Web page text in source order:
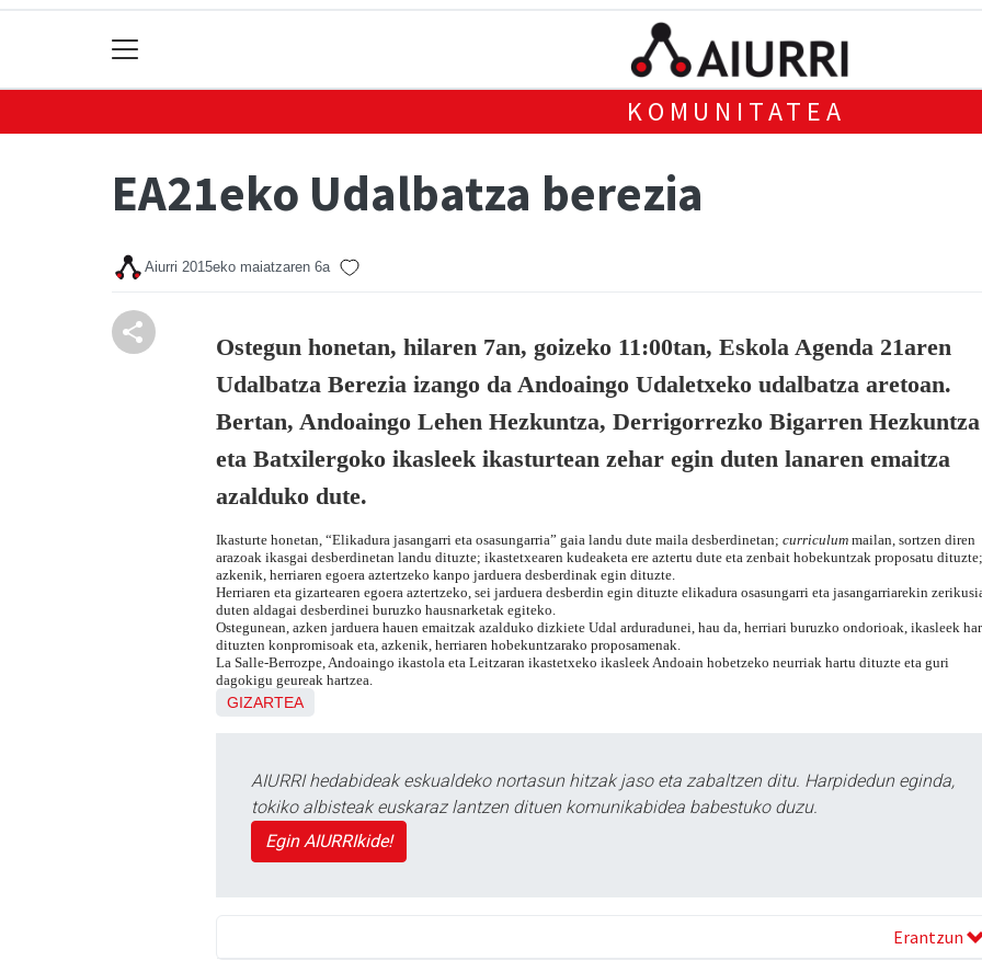
KOMUNITATEA
EA21eko Udalbatza berezia
Aiurri 2015eko maiatzaren 6a
Ostegun honetan, hilaren 7an, goizeko 11:00tan, Eskola Agenda 21aren
Udalbatza Berezia izango da Andoaingo Udaletxeko udalbatza aretoan.
Bertan, Andoaingo Lehen Hezkuntza, Derrigorrezko Bigarren Hezkuntza
eta Batxilergoko ikasleek ikasturtean zehar egin duten lanaren emaitza
azalduko dute.
Ikasturte honetan, “Elikadura jasangarri eta osasungarria” gaia landu dute maila desberdinetan; curriculum mailan, sortzen diren
arazoak ikasgai desberdinetan landu dituzte; ikastetxearen kudeaketa ere aztertu dute eta zenbait hobekuntzak proposatu dituzte;
azkenik, herriaren egoera aztertzeko kanpo jarduera desberdinak egin dituzte.
Herriaren eta gizartearen egoera aztertzeko, sei jarduera desberdin egin dituzte elikadura osasungarri eta jasangarriarekin
duten aldagai desberdinei buruzko hausnarketak egiteko.
Ostegunean, azken jarduera hauen emaitzak azalduko dizkiete Udal arduradunei, hau da, herriari buruzko ondorioak, ikasleek
dituzten konpromisoak eta, azkenik, herriaren hobekuntzarako proposamenak.
La Salle-Berrozpe, Andoaingo ikastola eta Leitzaran ikastetxeko ikasleek Andoain hobetzeko neurriak hartu dituzte eta guri
dagokigu geureak hartzea.
GIZARTEA
AIURRI hedabideak eskualdeko nortasun hitzak jaso eta zabaltzen ditu. Harpidedun eginda,
tokiko albisteak euskaraz lantzen dituen komunikabidea babestuko duzu.
Egin AIURRIkide!
Erantzun